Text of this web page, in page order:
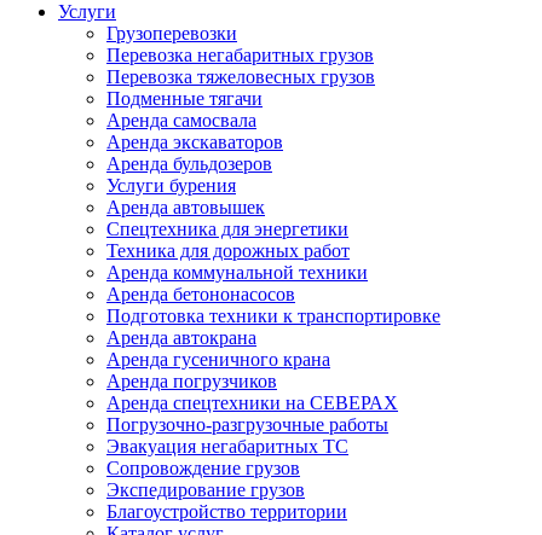
Услуги
Грузоперевозки
Перевозка негабаритных грузов
Перевозка тяжеловесных грузов
Подменные тягачи
Аренда самосвала
Аренда экскаваторов
Аренда бульдозеров
Услуги бурения
Аренда автовышек
Спецтехника для энергетики
Техника для дорожных работ
Аренда коммунальной техники
Аренда бетононасосов
Подготовка техники к транспортировке
Аренда автокрана
Аренда гусеничного крана
Аренда погрузчиков
Аренда спецтехники на СЕВЕРАХ
Погрузочно-разгрузочные работы
Эвакуация негабаритных ТС
Сопровождение грузов
Экспедирование грузов
Благоустройство территории